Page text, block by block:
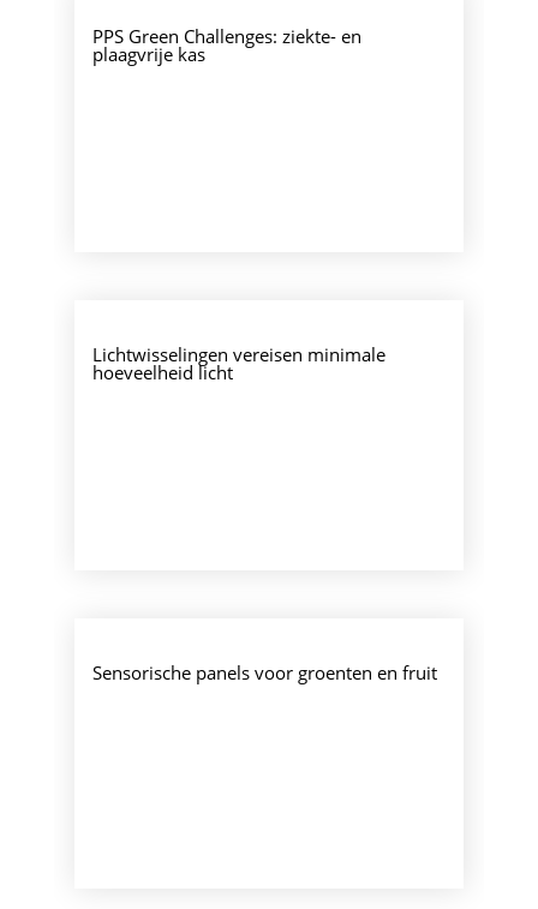
PPS Green Challenges: ziekte- en
plaagvrije kas
Lichtwisselingen vereisen minimale
hoeveelheid licht
Sensorische panels voor groenten en fruit